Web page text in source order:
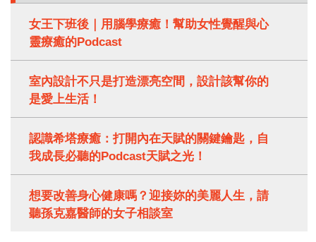
女王下班後｜用腦學療癒！幫助女性覺醒與心
靈療癒的Podcast
室內設計不只是打造漂亮空間，設計該幫你的
是愛上生活！
認識希塔療癒：打開內在天賦的關鍵鑰匙，自
我成長必聽的Podcast天賦之光！
想要改善身心健康嗎？迎接妳的美麗人生，請
聽孫克嘉醫師的女子相談室